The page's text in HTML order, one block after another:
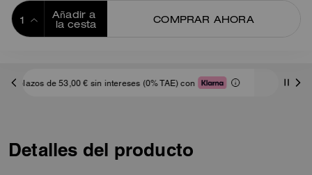
Añadir a
la cesta
COMPRAR AHORA
Envíos Y Devoluciones
(0% TAE) con
Detalles del producto